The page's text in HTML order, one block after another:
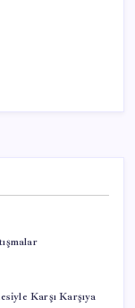
Karşı Karşıya